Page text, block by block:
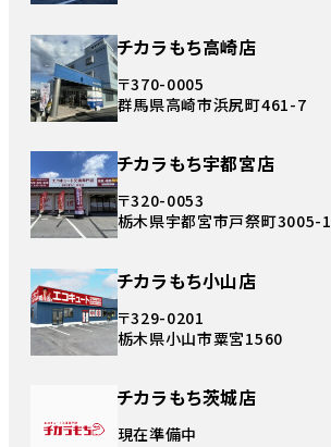
チカラもち高崎店
〒370-0005
群馬県高崎市浜尻町461-7
チカラもち宇都宮店
〒320-0053
栃木県宇都宮市戸祭町3005-1
チカラもち小山店
〒329-0201
栃木県小山市粟宮1560
チカラもち茨城店
現在準備中